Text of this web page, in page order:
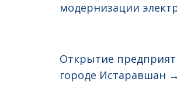
модернизации
Открытие
городе Истаравшан →